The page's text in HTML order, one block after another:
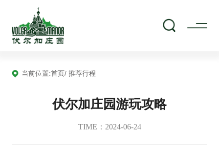
当前位置:首页/ 推荐行程
伏尔加庄园游玩攻略
TIME：2024-06-24